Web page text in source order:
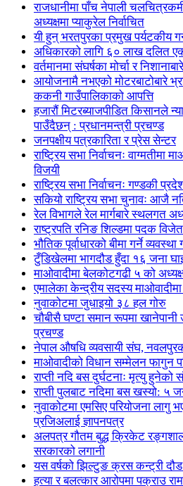
राजधानीमा पाँच नेपाली
अध्यक्षमा प्याकुरेल निर्वाचित
यी हुन् भरतपुरका प्रमुख पर्यटकीय
अधिकारको लागि ६० लाख दलित
वर्तमानमा संघर्षका मोर्चा र
आयोजनामै नभएको मोटरबाटोबारे
ककनी गाउँपालिकाको आपत्ति
हजारौं मिटरब्याजपीडित किसानले
पाउँदैछन् : प्रधानमन्त्री प्रचण्ड
जनपक्षीय पत्रकारिता र प्रेस सेन्टर
राष्ट्रिय सभा निर्वाचनः वाग्मतीमा
विजयी
राष्ट्रिय सभा निर्वाचनः गण्डकी
सकियो राष्ट्रिय सभा चुनावः आजै
रेल विभागले रेल मार्गबारे स्थलगत
राष्ट्रपति रनिङ शिल्डमा पदक
भौतिक पूर्वाधारको बीमा गर्ने व्यवस्था
टुँडिखेलमा भागदौड हुँदा १६ जना
माओवादीमा बेलकोटगढी ५ को
एमालेका केन्द्रीय सदस्य
नुवाकोटमा जुधाइयो ३८ हल गोरु
चौबीसै घण्टा समान रूपमा खानेपानी
प्रचण्ड
नेपाल औषधि व्यवसायी संघ,
माओवादीको विधान सम्मेलन फागुन
राप्ती नदि बस दुर्घटनाः मृत्यु
राप्ती पुलबाट नदिमा बस खस्यो: ५
नुवाकोटमा एमसिए परियोजना लागु
प्रजिअलाई ज्ञापनपत्र
अलपत्र गौतम बुद्ध क्रिकेट
सरकारको लगानी
यस वर्षको झिल्टुङ क्रस कन्ट्री दौड
हत्या र बलत्कार आरोपमा पक्राउ